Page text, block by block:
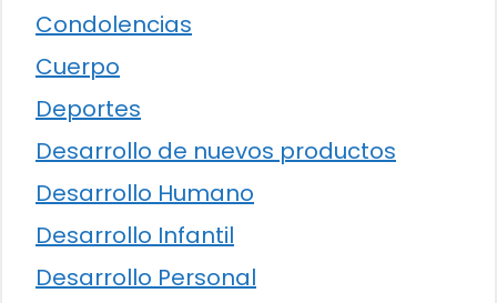
Condolencias
Cuerpo
Deportes
Desarrollo de nuevos productos
Desarrollo Humano
Desarrollo Infantil
Desarrollo Personal